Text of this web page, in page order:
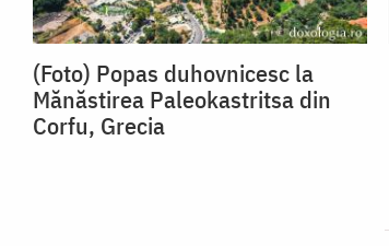
(Foto) Popas duhovnicesc la
Mănăstirea Paleokastritsa din
Corfu, Grecia